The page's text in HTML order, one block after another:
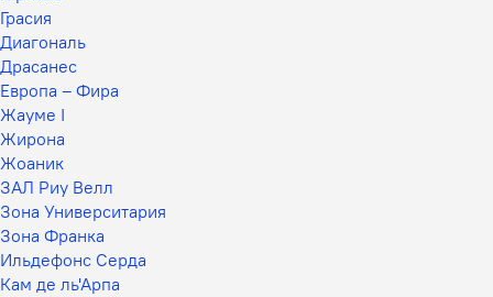
Грасия
Диагональ
Драсанес
Европа – Фира
Жауме I
Жирона
Жоаник
ЗАЛ Риу Велл
Зона Университария
Зона Франка
Ильдефонс Серда
Кам де ль'Арпа